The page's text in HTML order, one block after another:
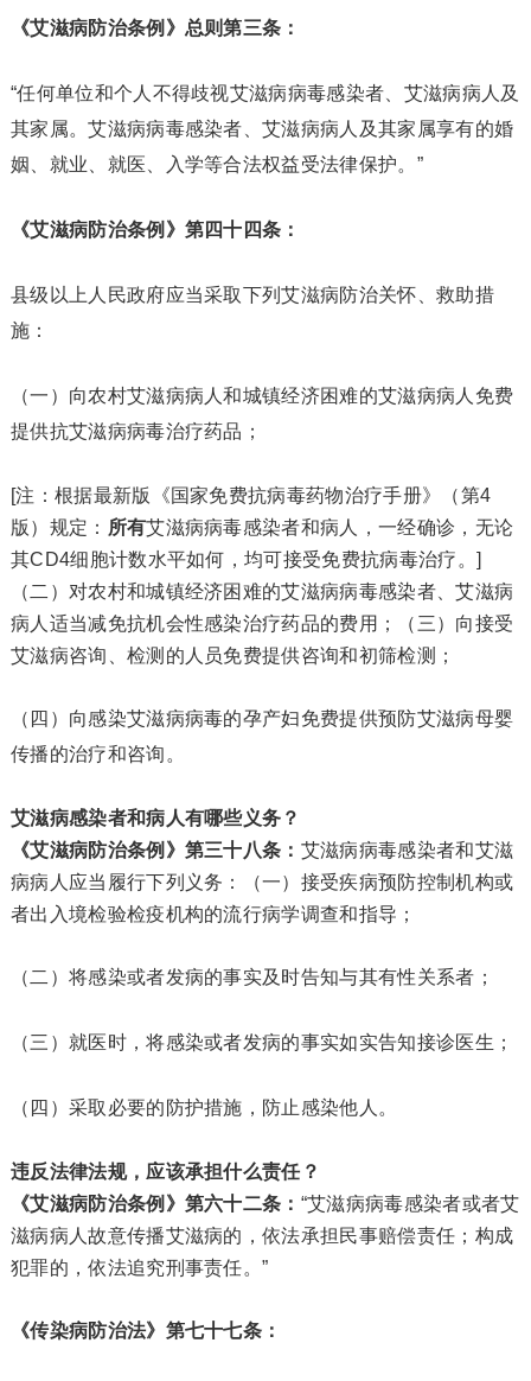
《艾滋病防治条例》总则第三条：
“任何单位和个人不得歧视艾滋病病毒感染者、艾滋病病人及
其家属。艾滋病病毒感染者、艾滋病病人及其家属享有的婚
姻、就业、就医、入学等合法权益受法律保护。”
《艾滋病防治条例》第四十四条：
县级以上人民政府应当采取下列艾滋病防治关怀、救助措
施：
（一）向农村艾滋病病人和城镇经济困难的艾滋病病人免费
提供抗艾滋病病毒治疗药品；
[注：根据最新版《国家免费抗病毒药物治疗手册》（第4
版）规定： 所有艾滋病病毒感染者和病人，一经确诊，无论
其CD4细胞计数水平如何，均可接受免费抗病毒治疗。]
（二）对农村和城镇经济困难的艾滋病病毒感染者、艾滋病
病人适当减免抗机会性感染治疗药品的费用；（三）向接受
艾滋病咨询、检测的人员免费提供咨询和初筛检测；
（四）向感染艾滋病病毒的孕产妇免费提供预防艾滋病母婴
传播的治疗和咨询。
艾滋病感染者和病人有哪些义务？
《艾滋病防治条例》第三十八条： 艾滋病病毒感染者和艾滋
病病人应当履行下列义务：（一）接受疾病预防控制机构或
者出入境检验检疫机构的流行病学调查和指导；
（二）将感染或者发病的事实及时告知与其有性关系者；
（三）就医时，将感染或者发病的事实如实告知接诊医生；
（四）采取必要的防护措施，防止感染他人。
违反法律法规，应该承担什么责任？
《艾滋病防治条例》第六十二条： “艾滋病病毒感染者或者艾
滋病病人故意传播艾滋病的，依法承担民事赔偿责任；构成
犯罪的，依法追究刑事责任。”
《传染病防治法》第七十七条：